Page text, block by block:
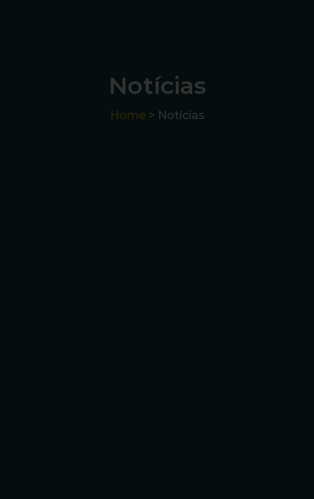
Notícias
Home > Notícias